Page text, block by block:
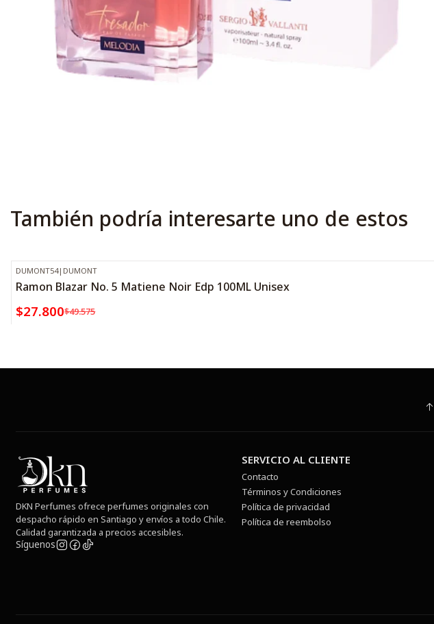
También podría interesarte uno de estos
-44%OFF
DUMONT54| DUMONT
Ramon Blazar No. 5 Matiene Noir Edp 100ML Unisex
$27.800$49.575
DKN Perfumes ofrece perfumes originales con
despacho rápido en Santiago y envíos a todo Chile.
Calidad garantizada a precios accesibles.
Síguenos
SERVICIO AL CLIENTE
Contacto
Términos y Condiciones
Política de privacidad
Política de reembolso